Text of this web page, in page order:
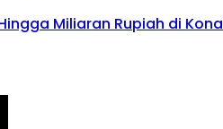
Miliaran Rupiah di